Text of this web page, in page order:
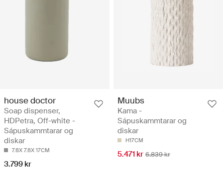
house doctor
Soap dispenser,
HDPetra, Off-white -
Sápuskammtarar og
diskar
7.8X 7.8X 17CM
3.799 kr
Muubs
Kama -
Sápuskammtarar og
diskar
H17CM
5.471 kr 6.839 kr